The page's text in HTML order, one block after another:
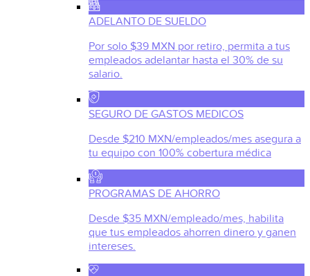
ADELANTO DE SUELDO
Por solo $39 MXN por retiro, permita a tus
empleados adelantar hasta el 30% de su
salario.
SEGURO DE GASTOS MEDICOS
Desde $210 MXN/empleados/mes asegura a
tu equipo con 100% cobertura médica
PROGRAMAS DE AHORRO
Desde $35 MXN/empleado/mes, habilita
que tus empleados ahorren dinero y ganen
intereses.